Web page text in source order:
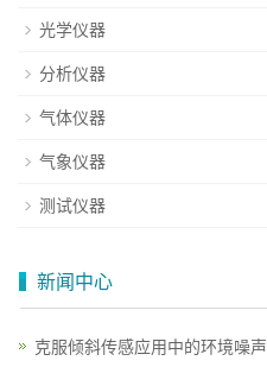
光学仪器
分析仪器
气体仪器
气象仪器
测试仪器
新闻中心
克服倾斜传感应用中的环境噪声